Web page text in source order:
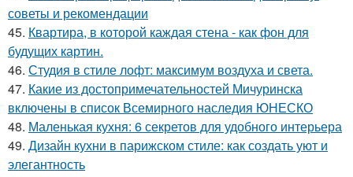
советы и рекомендации
45. Квартира, в которой каждая стена - как фон для
будущих картин.
46. Студия в стиле лофт: максимум воздуха и света.
47. Какие из достопримечательностей Мичуринска
включены в список Всемирного наследия ЮНЕСКО
48. Маленькая кухня: 6 секретов для удобного интерьера
49. Дизайн кухни в парижском стиле: как создать уют и
элегантность